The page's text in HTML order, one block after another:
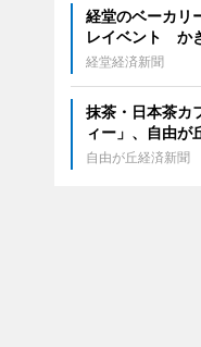
経堂のベーカリ
レイベント か
経堂経済新聞
抹茶・日本茶カ
ィー」、自由
自由が丘経済新聞